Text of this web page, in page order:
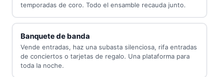
temporadas de coro. Todo el ensamble recauda junto.
Banquete de banda
Vende entradas, haz una subasta silenciosa, rifa entradas
de conciertos o tarjetas de regalo. Una plataforma para
toda la noche.